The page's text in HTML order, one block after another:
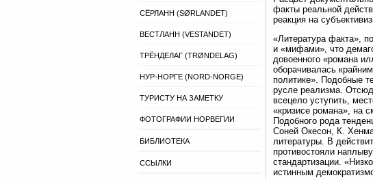
СЁРЛАНН (SØRLANDET)
ВЕСТЛАНН (VESTANDET)
ТРЁНДЕЛАГ (TRØNDELAG)
НУР-НОРГЕ (NORD-NORGE)
ТУРИСТУ НА ЗАМЕТКУ
ФОТОГРАФИИ НОРВЕГИИ
БИБЛИОТЕКА
ССЫЛКИ
факты реальной
реакция на
«Литература факта»,
и «мифами», что
довоенного «романа
оборачивалась
политике». Подобные
русле реализма.
всецело уступить,
«кризисе романа», на
Подобного рода
Соней Окесон, К.
литературы. В
противостояли
стандартизации.
истинным